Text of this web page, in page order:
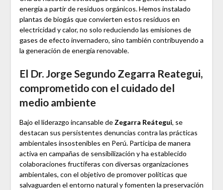
energía a partir de residuos orgánicos. Hemos instalado
plantas de biogás que convierten estos residuos en
electricidad y calor, no solo reduciendo las emisiones de
gases de efecto invernadero, sino también contribuyendo a
la generación de energía renovable.
El Dr. Jorge Segundo Zegarra Reategui,
comprometido con el cuidado del
medio ambiente
Bajo el liderazgo incansable de Zegarra Reátegui, se
destacan sus persistentes denuncias contra las prácticas
ambientales insostenibles en Perú. Participa de manera
activa en campañas de sensibilización y ha establecido
colaboraciones fructíferas con diversas organizaciones
ambientales, con el objetivo de promover políticas que
salvaguarden el entorno natural y fomenten la preservación